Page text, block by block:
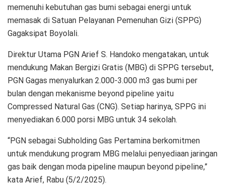
memenuhi kebutuhan gas bumi sebagai energi untuk
memasak di Satuan Pelayanan Pemenuhan Gizi (SPPG)
Gagaksipat Boyolali.
Direktur Utama PGN Arief S. Handoko mengatakan, untuk
mendukung Makan Bergizi Gratis (MBG) di SPPG tersebut,
PGN Gagas menyalurkan 2.000-3.000 m3 gas bumi per
bulan dengan mekanisme beyond pipeline yaitu
Compressed Natural Gas (CNG). Setiap harinya, SPPG ini
menyediakan 6.000 porsi MBG untuk 34 sekolah.
“PGN sebagai Subholding Gas Pertamina berkomitmen
untuk mendukung program MBG melalui penyediaan jaringan
gas baik dengan moda pipeline maupun beyond pipeline,”
kata Arief, Rabu (5/2/2025).